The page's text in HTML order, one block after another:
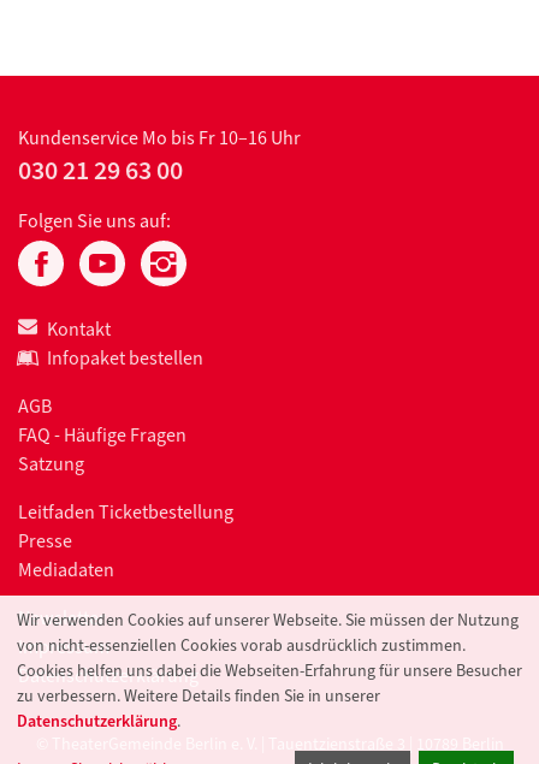
KundenserviceMo bis Fr 10–16 Uhr
030 21 29 63 00
Folgen Sie uns auf:
Kontakt
Infopaket bestellen
AGB
FAQ - Häufige Fragen
Satzung
Leitfaden Ticketbestellung
Presse
Mediadaten
Newsletter
Impressum
Datenschutzerklärung
Wir verwenden Cookies auf unserer Webseite. Sie müssen der Nutzung
von nicht-essenziellen Cookies vorab ausdrücklich zustimmen.
Cookies helfen uns dabei die Webseiten-Erfahrung für unsere Besucher
zu verbessern. Weitere Details finden Sie in unserer
Datenschutzerklärung.